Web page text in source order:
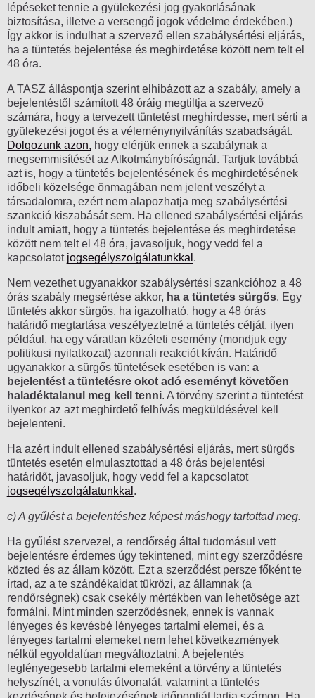
lépéseket tennie a gyülekezési jog gyakorlásának
biztosítása, illetve a versengő jogok védelme érdekében.)
Így akkor is indulhat a szervező ellen szabálysértési eljárás,
ha a tüntetés bejelentése és meghirdetése között nem telt el
48 óra.
A TASZ álláspontja szerint elhibázott az a szabály, amely a
bejelentéstől számított 48 óráig megtiltja a szervező
számára, hogy a tervezett tüntetést meghirdesse, mert sérti a
gyülekezési jogot és a véleménynyilvánítás szabadságát.
Dolgozunk azon, hogy elérjük ennek a szabálynak a
megsemmisítését az Alkotmánybíróságnál. Tartjuk továbbá
azt is, hogy a tüntetés bejelentésének és meghirdetésének
időbeli közelsége önmagában nem jelent veszélyt a
társadalomra, ezért nem alapozhatja meg szabálysértési
szankció kiszabását sem. Ha ellened szabálysértési eljárás
indult amiatt, hogy a tüntetés bejelentése és meghirdetése
között nem telt el 48 óra, javasoljuk, hogy vedd fel a
kapcsolatot jogsegélyszolgálatunkkal .
Nem vezethet ugyanakkor szabálysértési szankcióhoz a 48
órás szabály megsértése akkor, ha a tüntetés sürgős. Egy
tüntetés akkor sürgős, ha igazolható, hogy a 48 órás
határidő megtartása veszélyeztetné a tüntetés célját, ilyen
például, ha egy váratlan közéleti esemény (mondjuk egy
politikusi nyilatkozat) azonnali reakciót kíván. Határidő
ugyanakkor a sürgős tüntetések esetében is van: a
bejelentést a tüntetésre okot adó eseményt követően
haladéktalanul meg kell tenni. A törvény szerint a tüntetést
ilyenkor az azt meghirdető felhívás megküldésével kell
bejelenteni.
Ha azért indult ellened szabálysértési eljárás, mert sürgős
tüntetés esetén elmulasztottad a 48 órás bejelentési
határidőt, javasoljuk, hogy vedd fel a kapcsolatot
jogsegélyszolgálatunkkal .
c) A gyűlést a bejelentéshez képest máshogy tartottad meg.
Ha gyűlést szervezel, a rendőrség által tudomásul vett
bejelentésre érdemes úgy tekintened, mint egy szerződésre
közted és az állam között. Ezt a szerződést persze főként te
írtad, az a te szándékaidat tükrözi, az államnak (a
rendőrségnek) csak csekély mértékben van lehetősége azt
formálni. Mint minden szerződésnek, ennek is vannak
lényeges és kevésbé lényeges tartalmi elemei, és a
lényeges tartalmi elemeket nem lehet következmények
nélkül egyoldalúan megváltoztatni. A bejelentés
leglényegesebb tartalmi elemeként a törvény a tüntetés
helyszínét, a vonulás útvonalát, valamint a tüntetés